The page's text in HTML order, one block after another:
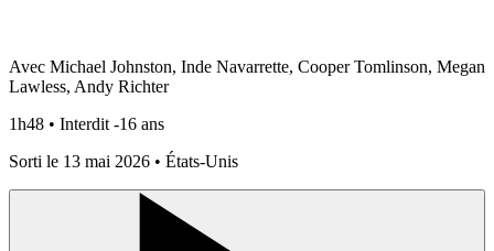
Avec Michael Johnston, Inde Navarrette, Cooper Tomlinson, Megan
Lawless, Andy Richter
1h48 • Interdit -16 ans
Sorti le 13 mai 2026 • États-Unis